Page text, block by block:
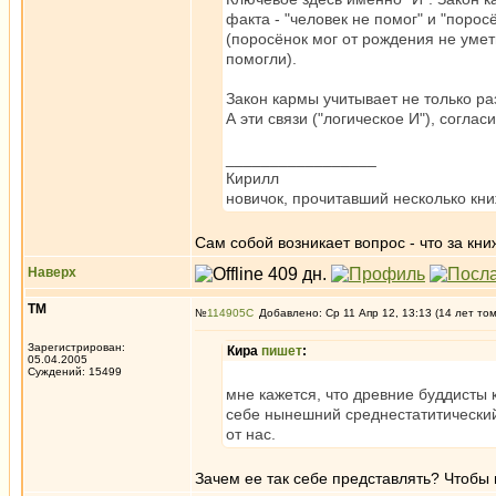
факта - "человек не помог" и
(поросёнок мог от рождения не
помогли).
Закон кармы учитывает не только
А эти связи ("логическое И"),
Кирилл
новичок, прочитавший несколько
Сам собой возникает вопрос - что за
Наверх
ТМ
Зарегистрирован:
05.04.2005
Суждений: 15499
№114905 Добавлено: Ср 11 Апр 12, 13:13 (14 лет
Кира пишет:
мне кажется, что древние буддисты
себе нынешний
от нас.
Зачем ее так себе представлять? Чтобы